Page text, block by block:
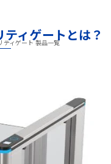
ティゲート 製品一覧
ィゲートとは？